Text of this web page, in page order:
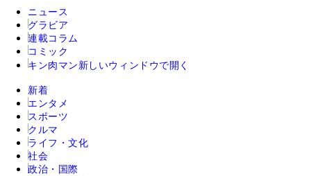
ニュース
グラビア
連載コラム
コミック
キン肉マン 新しいウィンドウで開く
新着
エンタメ
スポーツ
クルマ
ライフ・文化
社会
政治・国際